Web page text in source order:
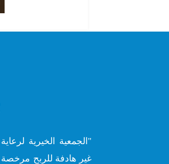
"الجمعية الخيرية
غير هادفة للربح مرخصة